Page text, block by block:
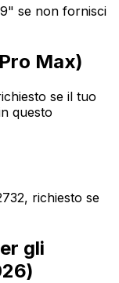
se non fornisci
Max)
se il tuo
questo
richiesto se
gli